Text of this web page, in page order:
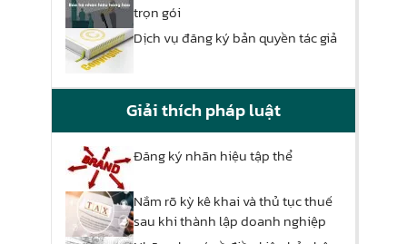
trọn gói
Dịch vụ đăng ký bản quyền tác giả
Giải thích pháp luật
Đăng ký nhãn hiệu tập thể
Nắm rõ kỳ kê khai và thủ tục thuế
sau khi thành lập doanh nghiệp